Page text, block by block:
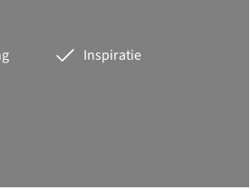
Inspiratie